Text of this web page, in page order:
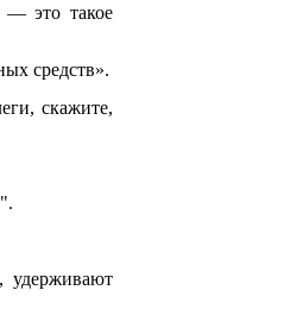
— это такое
средств».
скажите,
удерживают